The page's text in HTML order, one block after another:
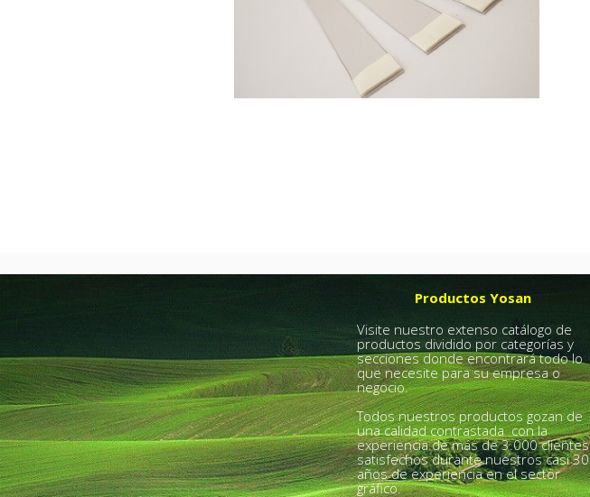
Productos Yosan
Visite nuestro extenso catálogo de
productos dividido por categorías y
secciones donde encontrará todo lo
que necesite para su empresa o
negocio.
Todos nuestros productos gozan de
una calidad contrastada con la
experiencia de más de 3.000 clientes
satisfechos durante nuestros casi 30
años de experiencia en el sector
gráfico.